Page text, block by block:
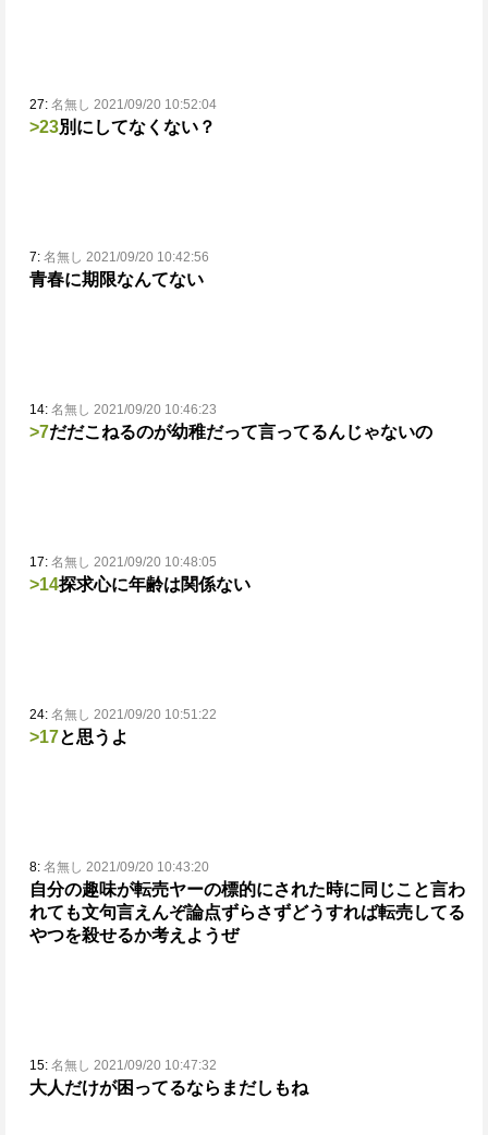
27: 名無し 2021/09/20 10:52:04
>23別にしてなくない？
7: 名無し 2021/09/20 10:42:56
青春に期限なんてない
14: 名無し 2021/09/20 10:46:23
>7だだこねるのが幼稚だって言ってるんじゃないの
17: 名無し 2021/09/20 10:48:05
>14探求心に年齢は関係ない
24: 名無し 2021/09/20 10:51:22
>17と思うよ
8: 名無し 2021/09/20 10:43:20
自分の趣味が転売ヤーの標的にされた時に同じこと言わ
れても文句言えんぞ論点ずらさずどうすれば転売してる
やつを殺せるか考えようぜ
15: 名無し 2021/09/20 10:47:32
大人だけが困ってるならまだしもね